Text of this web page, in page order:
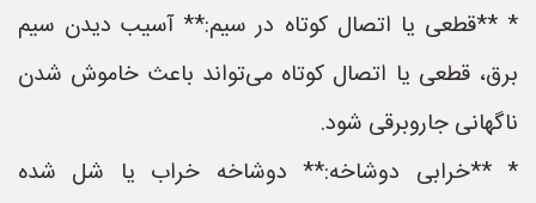
* **قطعی یا اتصال کوتاه در سیم:** آسیب دیدن سیم
برق، قطعی یا اتصال کوتاه می‌تواند باعث خاموش شدن
ناگهانی جاروبرقی شود.
* **خرابی دوشاخه:** دوشاخه خراب یا شل شده